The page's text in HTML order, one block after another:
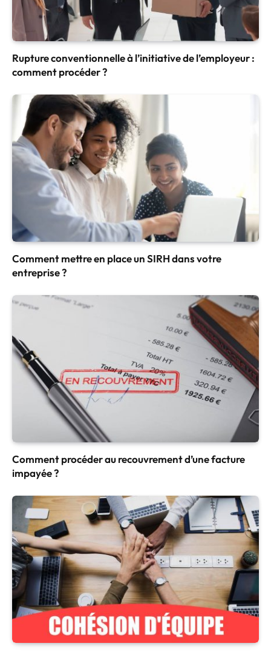
Rupture conventionnelle à l’initiative de l’employeur :
comment procéder ?
Comment mettre en place un SIRH dans votre
entreprise ?
Comment procéder au recouvrement d’une facture
impayée ?